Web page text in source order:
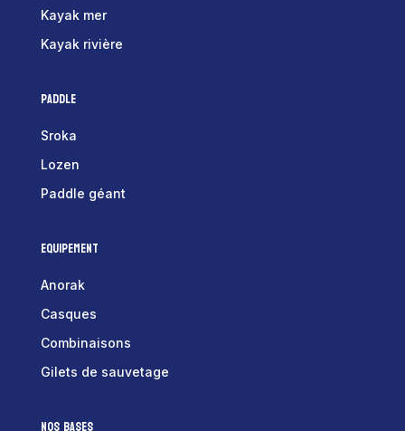
Kayak mer
Kayak rivière
Paddle
Sroka
Lozen
Paddle géant
Equipement
Anorak
Casques
Combinaisons
Gilets de sauvetage